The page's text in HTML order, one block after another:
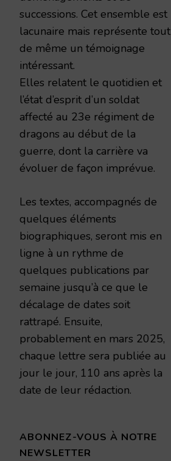
successions. Cet ensemble est
lacunaire mais représente tout
de même un témoignage
intéressant.
Elles relatent le quotidien et
l’état d’esprit d’un soldat
affecté au 23e régiment de
dragons au début de la
guerre, dont la carrière va
évoluer de façon imprévue.
Les textes, accompagnés de
quelques éléments
biographiques, seront mis en
ligne à un rythme de
quelques publications par
semaine jusqu’à ce que le
décalage de dates soit
rattrapé. Ensuite,
probablement en mars 2025,
chaque lettre sera publiée au
jour le jour, 110 ans après la
date de leur rédaction.
ABONNEZ-VOUS À NOTRE
NEWSLETTER